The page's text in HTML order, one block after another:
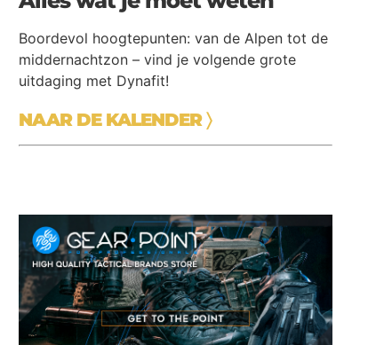
Boordevol hoogtepunten: van de Alpen tot de
middernachtzon – vind je volgende grote
uitdaging met Dynafit!
NAAR DE KALENDER〉